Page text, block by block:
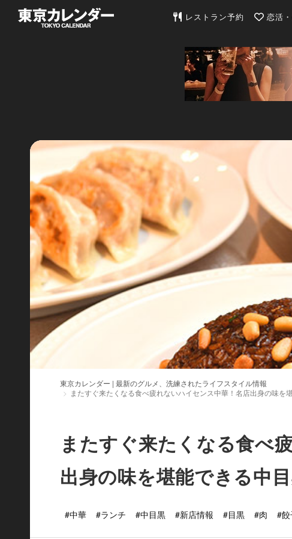
東京カレンダー | 最新のグル
レストラン予約 恋活
東京カレンダー | 最新のグルメ、洗練されたライフスタイル情報
またすぐ来たくなる食べ疲れないハイセンス中華！名店出身の味を
またすぐ来たくなる食べ
出身の味を堪能できる中
#中華 #ランチ #中目黒 #新店情報 #目黒 #肉 #